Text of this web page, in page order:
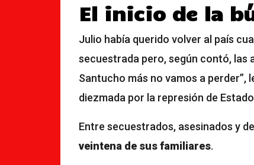
El inicio de la
Julio había querido volver al país
secuestrada pero, según contó, las
Santucho más no vamos a perder”,
diezmada por la represión de
Entre secuestrados, asesinados y
veintena de sus familiares.